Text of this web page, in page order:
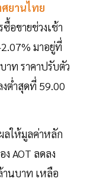
ยานไทย
อขายช่วงเช้า
มาอยู่ที่
าท ราคาปรับตัว
ต่ำสุดที่ 59.00
ลให้มูลค่าหลัก
AOT ลดลง
านบาท เหลือ